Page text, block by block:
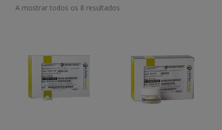
A mostrar todos os 8 resultados